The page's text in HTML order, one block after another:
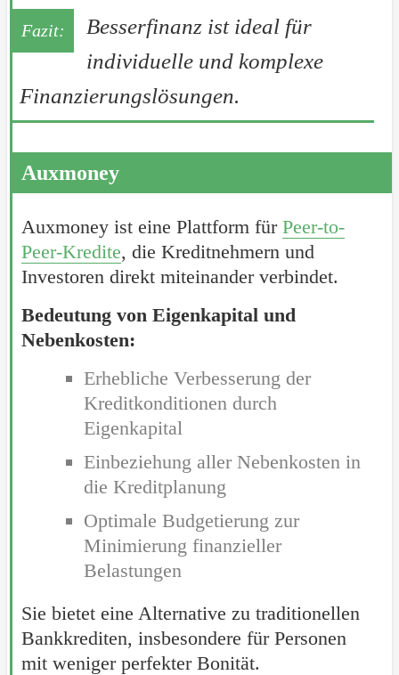
Besserfinanz ist ideal für
individuelle und komplexe
Finanzierungslösungen.
Auxmoney
Auxmoney ist eine Plattform für Peer-to-
Peer-Kredite, die Kreditnehmern und
Investoren direkt miteinander verbindet.
Bedeutung von Eigenkapital und
Nebenkosten:
Erhebliche Verbesserung der
Kreditkonditionen durch
Eigenkapital
Einbeziehung aller Nebenkosten in
die Kreditplanung
Optimale Budgetierung zur
Minimierung finanzieller
Belastungen
Sie bietet eine Alternative zu traditionellen
Bankkrediten, insbesondere für Personen
mit weniger perfekter Bonität.